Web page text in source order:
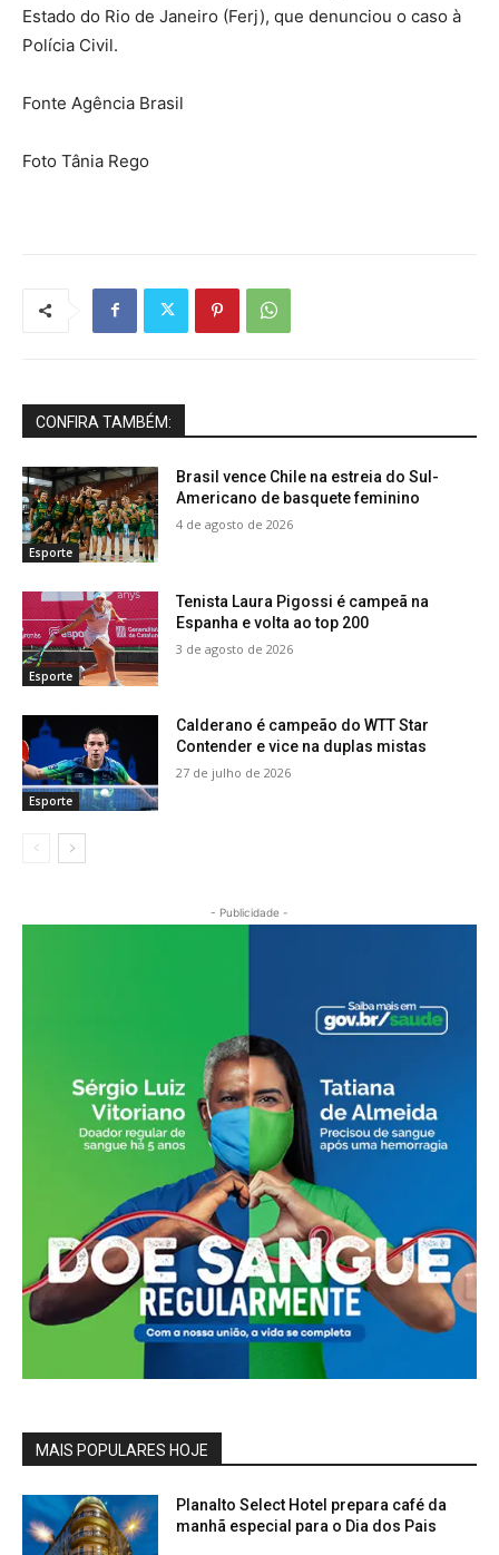
Estado do Rio de Janeiro (Ferj), que denunciou o caso à
Polícia Civil.
Fonte Agência Brasil
Foto Tânia Rego
CONFIRA TAMBÉM:
Esporte
Brasil vence Chile na estreia do Sul-
Americano de basquete feminino
4 de agosto de 2026
Esporte
Tenista Laura Pigossi é campeã na
Espanha e volta ao top 200
3 de agosto de 2026
Esporte
Calderano é campeão do WTT Star
Contender e vice na duplas mistas
27 de julho de 2026
- Publicidade -
MAIS POPULARES HOJE
Planalto Select Hotel prepara café da
manhã especial para o Dia dos Pais